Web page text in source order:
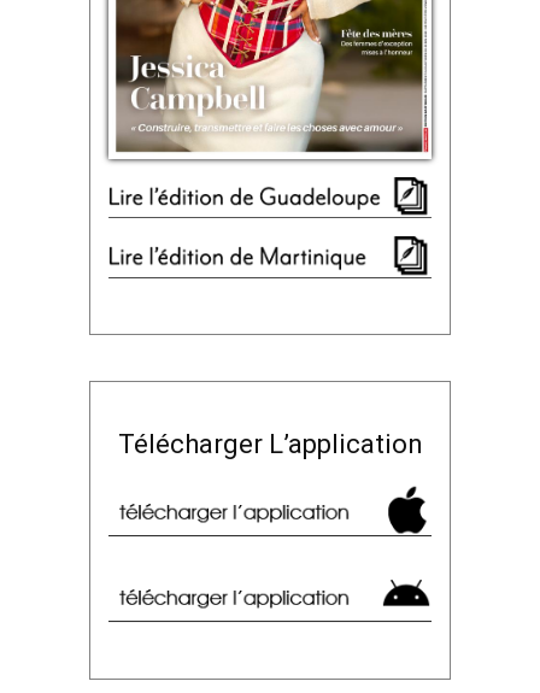
Télécharger L’application